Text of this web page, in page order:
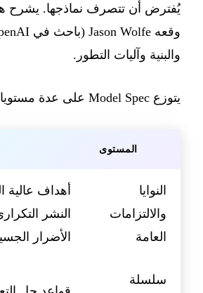
يُفترض أن تتصرف نماذجها. يشرح
والبنية وآليات التطور.
يتوزع Model Spec على عدة مستويات مميزة:
المستوى
النوايا
والالتزامات
العامة
أهداف عالية
النشر
الأضرار
سلسلة